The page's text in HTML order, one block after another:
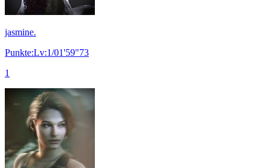
jasmine.
Punkte:Lv:1/01'59"73
1